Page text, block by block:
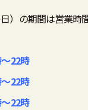
）の期間は営業時
22時
22時
22時